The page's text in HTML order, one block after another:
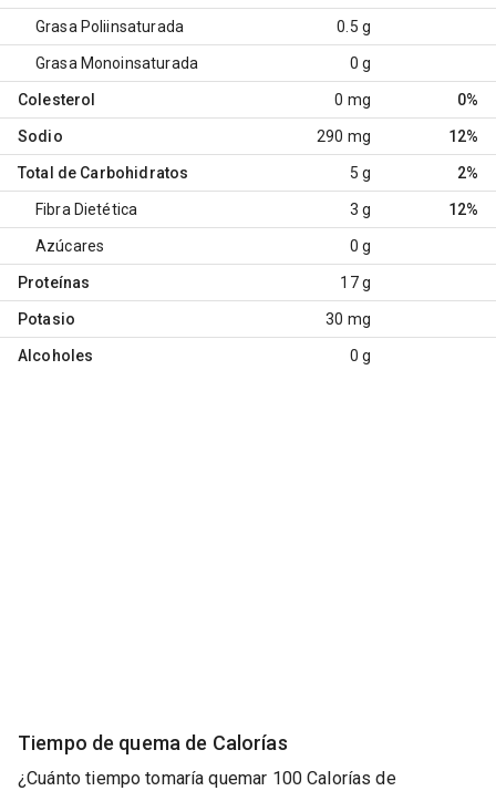
Grasa Poliinsaturada 0.5 g
Grasa Monoinsaturada 0 g
Colesterol 0 mg 0%
Sodio 290 mg 12%
Total de Carbohidratos 5 g 2%
Fibra Dietética 3 g 12%
Azúcares 0 g
Proteínas 17 g
Potasio 30 mg
Alcoholes 0 g
Tiempo de quema de Calorías
¿Cuánto tiempo tomaría quemar 100 Calorías de